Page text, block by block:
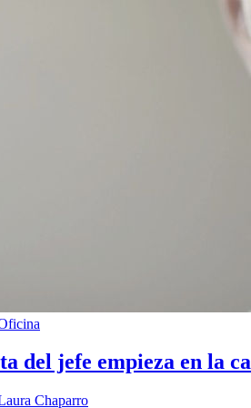
del jefe empieza en la
Chaparro